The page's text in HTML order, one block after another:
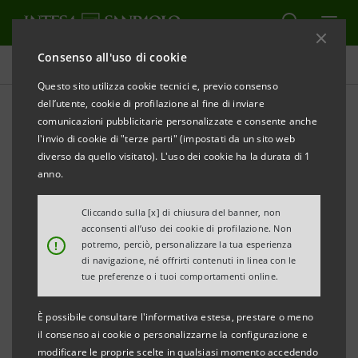
Consenso all'uso di cookie
Questo sito utilizza cookie tecnici e, previo consenso
dell’utente, cookie di profilazione al fine di inviare
comunicazioni pubblicitarie personalizzate e consente anche
l'invio di cookie di "terze parti" (impostati da un sito web
diverso da quello visitato). L'uso dei cookie ha la durata di 1
anno.
!
Cliccando sulla [x] di chiusura del banner, non
acconsenti all’uso dei cookie di profilazione. Non
potremo, perciò, personalizzare la tua esperienza
di navigazione, né offrirti contenuti in linea con le
tue preferenze o i tuoi comportamenti online.
È possibile consultare l'informativa estesa, prestare o meno
il consenso ai cookie o personalizzarne la configurazione e
modificare le proprie scelte in qualsiasi momento accedendo
Comunicati stampa
STAMPA
AGGIORNA
AGROINDUSTRIA: I RISULTATI DELL’INDAGINE DI
INTESA SANPAOLO SULLE IMPRESE DELLE
PROVINCE DI MANTOVA, BRESCIA E CREMONA
135 aziende intervistate, con fatturato
complessivo di circa 180 milioni di euro. Il 77% ha
investito nel triennio 2016/2018, la metà ha
introdotto innovazioni. Agroenergie come sfida per
il futuro
Intesa Sanpaolo banca di riferimento del settore: